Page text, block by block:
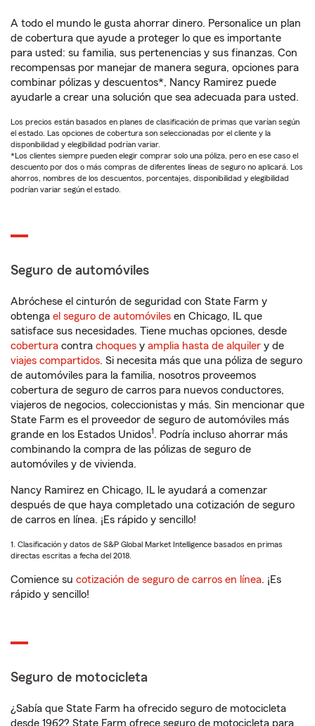
A todo el mundo le gusta ahorrar dinero. Personalice un plan
de cobertura que ayude a proteger lo que es importante
para usted: su familia, sus pertenencias y sus finanzas. Con
recompensas por manejar de manera segura, opciones para
combinar pólizas y descuentos*, Nancy Ramirez puede
ayudarle a crear una solución que sea adecuada para usted.
Los precios están basados en planes de clasificación de primas que varían según
el estado. Las opciones de cobertura son seleccionadas por el cliente y la
disponibilidad y elegibilidad podrían variar.
*Los clientes siempre pueden elegir comprar solo una póliza, pero en ese caso el
descuento por dos o más compras de diferentes líneas de seguro no aplicará. Los
ahorros, nombres de los descuentos, porcentajes, disponibilidad y elegibilidad
podrían variar según el estado.
Seguro de automóviles
Abróchese el cinturón de seguridad con State Farm y
obtenga el seguro de automóviles en Chicago, IL que
satisface sus necesidades. Tiene muchas opciones, desde
cobertura contra choques y amplia hasta de alquiler y de
viajes compartidos. Si necesita más que una póliza de seguro
de automóviles para la familia, nosotros proveemos
cobertura de seguro de carros para nuevos conductores,
viajeros de negocios, coleccionistas y más. Sin mencionar que
State Farm es el proveedor de seguro de automóviles más
grande en los Estados Unidos1. Podría incluso ahorrar más
combinando la compra de las pólizas de seguro de
automóviles y de vivienda.
Nancy Ramirez en Chicago, IL le ayudará a comenzar
después de que haya completado una cotización de seguro
de carros en línea. ¡Es rápido y sencillo!
1. Clasificación y datos de S&P Global Market Intelligence basados en primas
directas escritas a fecha del 2018.
Comience su cotización de seguro de carros en línea. ¡Es
rápido y sencillo!
Seguro de motocicleta
¿Sabía que State Farm ha ofrecido seguro de motocicleta
desde 1962? State Farm ofrece seguro de motocicleta para